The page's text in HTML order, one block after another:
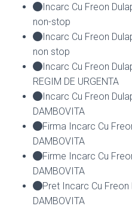
Incarc Cu Freon
non-stop
Incarc Cu Freon
non stop
Incarc Cu Freon
REGIM DE URGENTA
Incarc Cu Freon
DAMBOVITA
Firma Incarc Cu
DAMBOVITA
Firme Incarc Cu
DAMBOVITA
Pret Incarc Cu
DAMBOVITA